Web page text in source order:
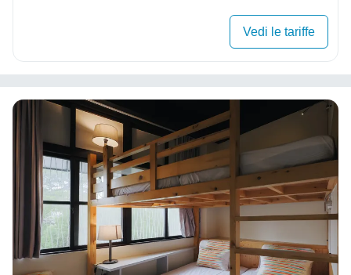
Vedi le tariffe